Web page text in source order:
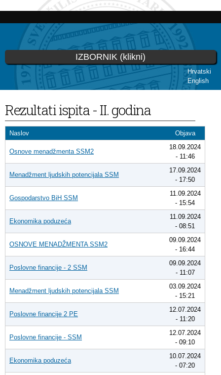
Skip to
content
Hrvatski
English
IZBORNIK (klikni)
You are here
Rezultati ispita - II. godina
Naslov Objava
Osnove menadžmenta SSM2
18.09.2024
- 11:46
Menadžment ljudskih potencijala SSM
17.09.2024
- 17:50
Gospodarstvo BiH SSM
11.09.2024
- 15:54
Ekonomika poduzeća
11.09.2024
- 08:51
OSNOVE MENADŽMENTA SSM2
09.09.2024
- 16:44
Poslovne financije - 2 SSM
09.09.2024
- 11:07
Menadžment ljudskih potencijala SSM
03.09.2024
- 15:21
Poslovne financije 2 PE
12.07.2024
- 11:20
Poslovne financije - SSM
12.07.2024
- 09:10
Ekonomika poduzeća
10.07.2024
- 07:20